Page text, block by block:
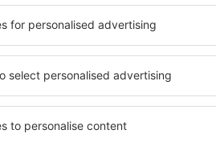
Časový posun: +2 hod v době letního
Článek byl vytvořen pomocí umělé
informačním a pomocným účelům a